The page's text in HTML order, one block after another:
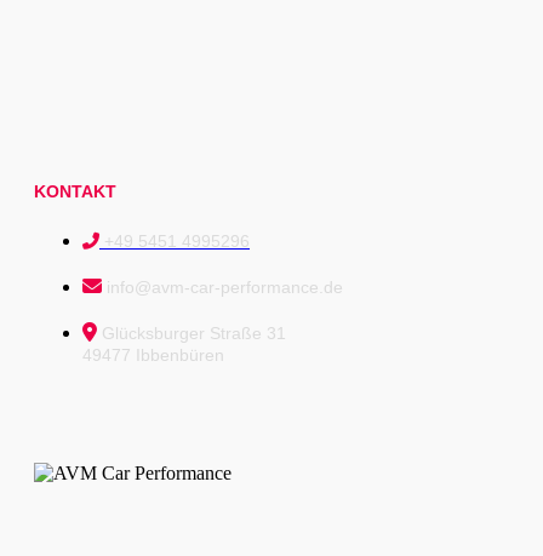
KONTAKT
+49 5451 4995296
info@avm-car-performance.de
Glücksburger Straße 31
49477 Ibbenbüren